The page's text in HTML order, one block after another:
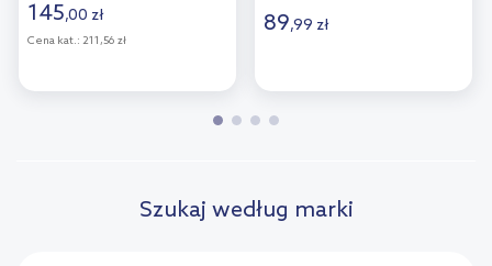
145,00 zł
Cena kat.: 211,56 zł
89,99 zł
Szukaj według marki